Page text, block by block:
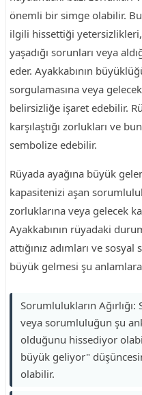
önemli bir simge olabilir.
ilgili hissettiği
yaşadığı sorunları veya
eder. Ayakkabının
sorgulamasına veya
belirsizliğe işaret edebilir.
karşılaştığı zorlukları ve
sembolize edebilir.
Rüyada ayağına büyük
kapasitenizi aşan
zorluklarına veya gelecek
Ayakkabının rüyadaki
attığınız adımları ve
büyük gelmesi şu
Sorumlulukların
veya sorumluluğun şu
olduğunu hissediyor
büyük geliyor"
olabilir.